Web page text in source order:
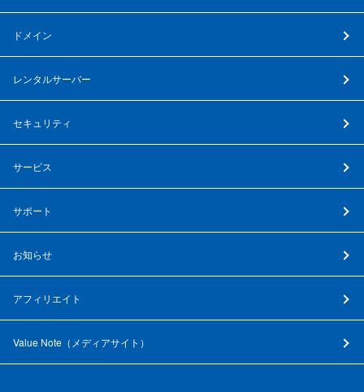
ドメイン
レンタルサーバー
セキュリティ
サービス
サポート
お知らせ
アフィリエイト
Value Note（ メディアサイト ）